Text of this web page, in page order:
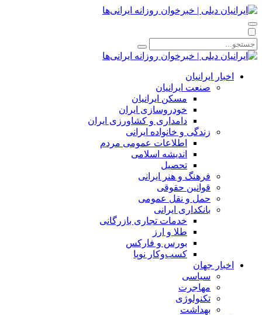
اخبار ایرانیان
صنعت ایرانیان
مسکن ایرانیان
خودروسازی ایران
دامداری و کشاورزی ایران
زندگی و خانواده ایرانی
اطلاعات عمومی مردم
اندیشه اسلامی
تحصیل
فرهنگ و هنر ایرانی
قوانین حقوقی
حمل و نقل عمومی
بانکداری ایرانی
خدمات تجاری بازرگانی
طلا و ارز
بورس و فارکس
کسب‌وکار نوپا
اخبار جهان
سیاسی
مهاجرت
تکنولوژی
بهداشت